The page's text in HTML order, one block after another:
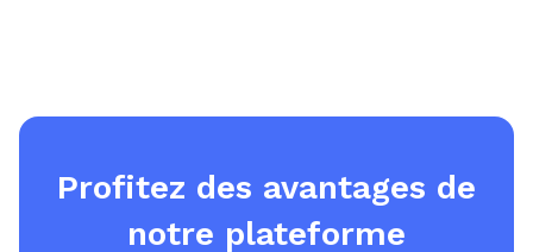
Profitez des avantages de
notre plateforme